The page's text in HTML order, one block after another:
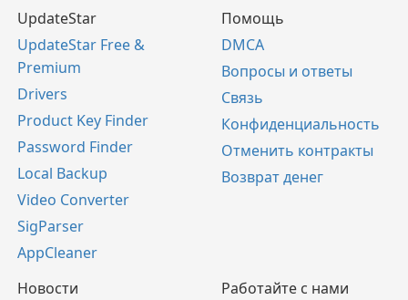
UpdateStar
UpdateStar Free &
Premium
Drivers
Product Key Finder
Password Finder
Local Backup
Video Converter
SigParser
AppCleaner
Помощь
DMCA
Вопросы и ответы
Связь
Конфиденциальность
Отменить контракты
Возврат денег
Новости Работайте с нами